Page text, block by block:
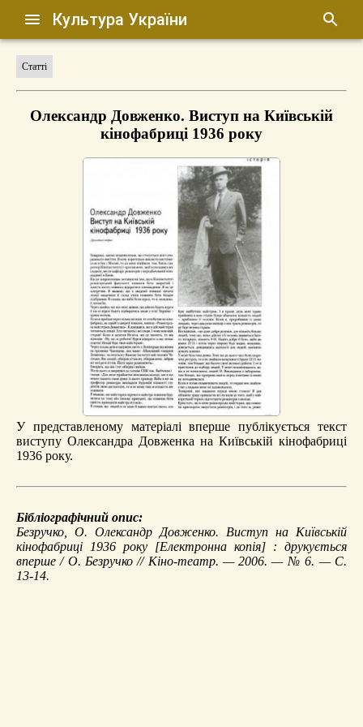
Культура України
Статті
Олександр Довженко. Виступ на Київській
кінофабриці 1936 року
У представленому матеріалі вперше публікується текст
виступу Олександра Довженка на Київській кінофабриці
1936 року.
Бібліографічний опис:
Безручко, О. Олександр Довженко. Виступ на Київській
кінофабриці 1936 року [Електронна копія] : друкується
вперше / О. Безручко // Кіно-театр. — 2006. — № 6. — С.
13-14.